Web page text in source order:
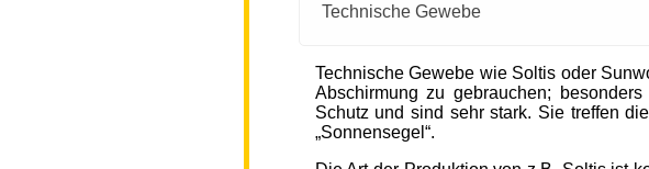
Technische Gewebe
Technische Gewebe wie Soltis oder
Abschirmung zu gebrauchen;
Schutz und sind sehr stark. Sie treffen
„Sonnensegel“.